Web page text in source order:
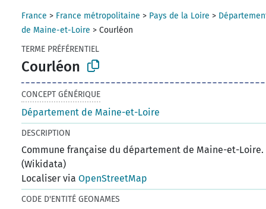
France > France métropolitaine > Pays de la Loire >
de Maine-et-Loire >Courléon
TERME PRÉFÉRENTIEL
Courléon
CONCEPT GÉNÉRIQUE
Département de Maine-et-Loire
DESCRIPTION
Commune française du département de Maine-et-Loire.
(Wikidata)
Localiser viaOpenStreetMap
CODE D'ENTITÉ GEONAMES